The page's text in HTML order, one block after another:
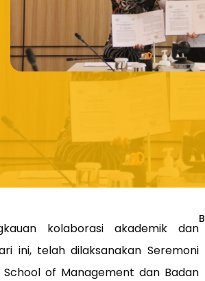
kolaborasi akademik dan
ini, telah dilaksanakan Seremoni
School of Management dan Badan